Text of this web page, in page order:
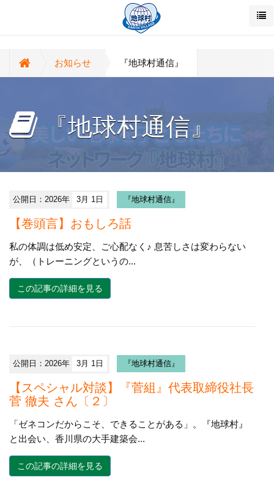
お知らせ 『地球村通信』
『地球村通信』
公開日：2026年 3月 1日 『地球村通信』
【巻頭言】おもしろ話
私の体調は低め安定、ご心配なく♪ 息苦しさは変わらない
が、（トレーニングというの...
この記事の詳細を見る
公開日：2026年 3月 1日 『地球村通信』
【スペシャル対談】『菅組』代表取締役社長
菅 徹夫 さん〔２〕
「ゼネコンだからこそ、できることがある」。『地球村』
と出会い、香川県の大手建築会...
この記事の詳細を見る